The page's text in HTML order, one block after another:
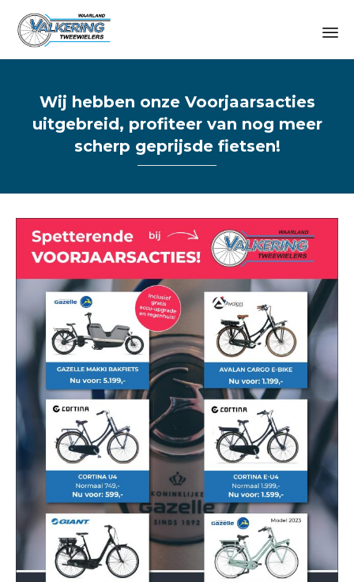
Wij hebben onze Voorjaarsacties
uitgebreid, profiteer van nog meer
scherp geprijsde fietsen!